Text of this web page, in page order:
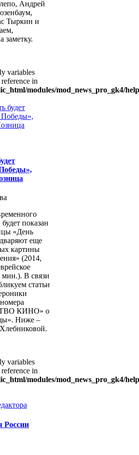
Андрей
Тыркин и
заметку.
variables
in
modules/mod_news_pro_gk4/
показан
«День
еще
картины
(2014,
В связи
статьи
КИНО» о
Ниже –
variables
in
modules/mod_news_pro_gk4/
России